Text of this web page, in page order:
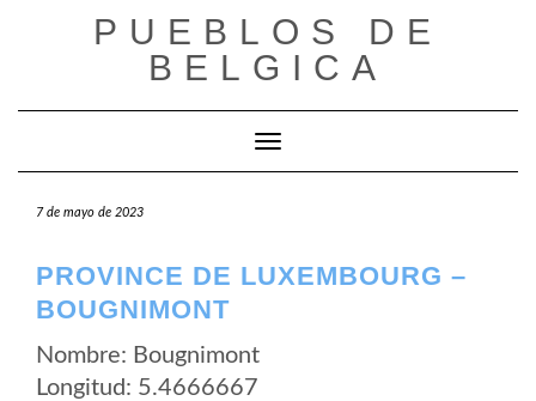
PUEBLOS DE
BELGICA
Cambiar modo de navegación
7 de mayo de 2023
PROVINCE DE LUXEMBOURG –
BOUGNIMONT
Nombre: Bougnimont
Longitud: 5.4666667